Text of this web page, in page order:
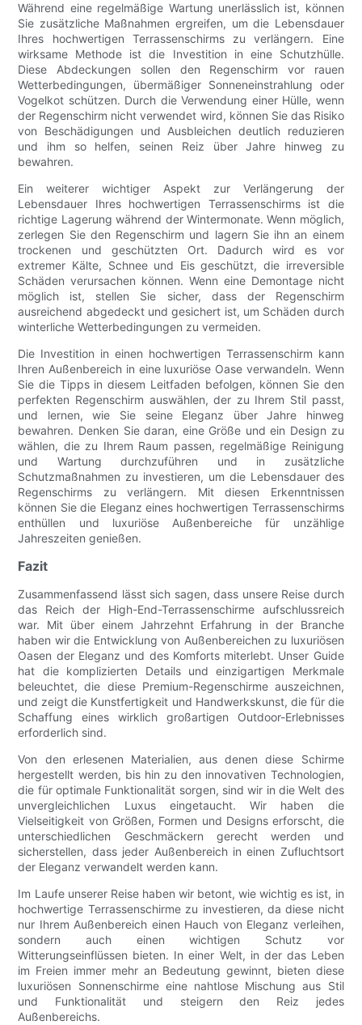
Während eine regelmäßige Wartung unerlässlich ist, können
Sie zusätzliche Maßnahmen ergreifen, um die Lebensdauer
Ihres hochwertigen Terrassenschirms zu verlängern. Eine
wirksame Methode ist die Investition in eine Schutzhülle.
Diese Abdeckungen sollen den Regenschirm vor rauen
Wetterbedingungen, übermäßiger Sonneneinstrahlung oder
Vogelkot schützen. Durch die Verwendung einer Hülle, wenn
der Regenschirm nicht verwendet wird, können Sie das Risiko
von Beschädigungen und Ausbleichen deutlich reduzieren
und ihm so helfen, seinen Reiz über Jahre hinweg zu
bewahren.
Ein weiterer wichtiger Aspekt zur Verlängerung der
Lebensdauer Ihres hochwertigen Terrassenschirms ist die
richtige Lagerung während der Wintermonate. Wenn möglich,
zerlegen Sie den Regenschirm und lagern Sie ihn an einem
trockenen und geschützten Ort. Dadurch wird es vor
extremer Kälte, Schnee und Eis geschützt, die irreversible
Schäden verursachen können. Wenn eine Demontage nicht
möglich ist, stellen Sie sicher, dass der Regenschirm
ausreichend abgedeckt und gesichert ist, um Schäden durch
winterliche Wetterbedingungen zu vermeiden.
Die Investition in einen hochwertigen Terrassenschirm kann
Ihren Außenbereich in eine luxuriöse Oase verwandeln. Wenn
Sie die Tipps in diesem Leitfaden befolgen, können Sie den
perfekten Regenschirm auswählen, der zu Ihrem Stil passt,
und lernen, wie Sie seine Eleganz über Jahre hinweg
bewahren. Denken Sie daran, eine Größe und ein Design zu
wählen, die zu Ihrem Raum passen, regelmäßige Reinigung
und Wartung durchzuführen und in zusätzliche
Schutzmaßnahmen zu investieren, um die Lebensdauer des
Regenschirms zu verlängern. Mit diesen Erkenntnissen
können Sie die Eleganz eines hochwertigen Terrassenschirms
enthüllen und luxuriöse Außenbereiche für unzählige
Jahreszeiten genießen.
Fazit
Zusammenfassend lässt sich sagen, dass unsere Reise durch
das Reich der High-End-Terrassenschirme aufschlussreich
war. Mit über einem Jahrzehnt Erfahrung in der Branche
haben wir die Entwicklung von Außenbereichen zu luxuriösen
Oasen der Eleganz und des Komforts miterlebt. Unser Guide
hat die komplizierten Details und einzigartigen Merkmale
beleuchtet, die diese Premium-Regenschirme auszeichnen,
und zeigt die Kunstfertigkeit und Handwerkskunst, die für die
Schaffung eines wirklich großartigen Outdoor-Erlebnisses
erforderlich sind.
Von den erlesenen Materialien, aus denen diese Schirme
hergestellt werden, bis hin zu den innovativen Technologien,
die für optimale Funktionalität sorgen, sind wir in die Welt des
unvergleichlichen Luxus eingetaucht. Wir haben die
Vielseitigkeit von Größen, Formen und Designs erforscht, die
unterschiedlichen Geschmäckern gerecht werden und
sicherstellen, dass jeder Außenbereich in einen Zufluchtsort
der Eleganz verwandelt werden kann.
Im Laufe unserer Reise haben wir betont, wie wichtig es ist, in
hochwertige Terrassenschirme zu investieren, da diese nicht
nur Ihrem Außenbereich einen Hauch von Eleganz verleihen,
sondern auch einen wichtigen Schutz vor
Witterungseinflüssen bieten. In einer Welt, in der das Leben
im Freien immer mehr an Bedeutung gewinnt, bieten diese
luxuriösen Sonnenschirme eine nahtlose Mischung aus Stil
und Funktionalität und steigern den Reiz jedes
Außenbereichs.